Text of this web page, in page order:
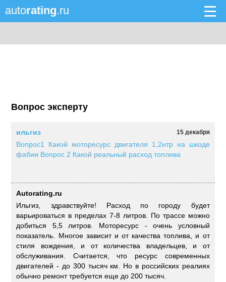
autorating.ru
Вопрос эксперту
15 декабря
ильгиз
Вопрос1 Какой моторесурс двигателя 1,2нтр на шкоде
фабии Вопрос 2 Какой реальный расход топлива
Autorating.ru
Ильгиз, здравствуйте! Расход по городу будет
варьироваться в пределах 7-8 литров. По трассе можно
добиться 5,5 литров. Моторесурс - очень условный
показатель. Многое зависит и от качества топлива, и от
стиля вождения, и от количества владельцев, и от
обслуживания. Считается, что ресурс современных
двигателей - до 300 тысяч км. Но в российских реалиях
обычно ремонт требуется еще до 200 тысяч.